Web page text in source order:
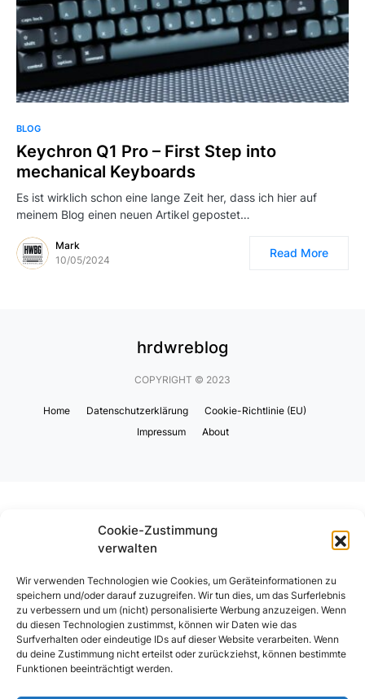
Cookie-Zustimmung
verwalten
Wir verwenden Technologien wie Cookies, um Geräteinformationen zu
speichern und/oder darauf zuzugreifen. Wir tun dies, um das Surferlebnis
zu verbessern und um (nicht) personalisierte Werbung anzuzeigen. Wenn
du diesen Technologien zustimmst, können wir Daten wie das
Surfverhalten oder eindeutige IDs auf dieser Website verarbeiten. Wenn
du deine Zustimmung nicht erteilst oder zurückziehst, können bestimmte
Funktionen beeinträchtigt werden.
BLOG
Keychron Q1 Pro – First Step into
mechanical Keyboards
Es ist wirklich schon eine lange Zeit her, dass ich hier auf
meinem Blog einen neuen Artikel gepostet…
Mark
10/05/2024
Read More
hrdwreblog
COPYRIGHT © 2023
Home Datenschutzerklärung
Cookie-Richtlinie (EU)
Impressum
About